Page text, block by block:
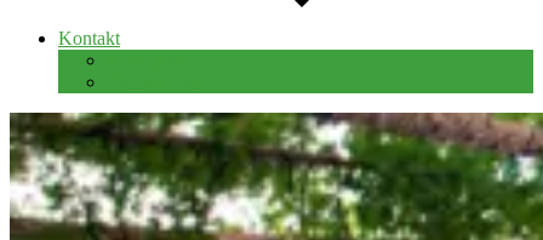
Kontakt